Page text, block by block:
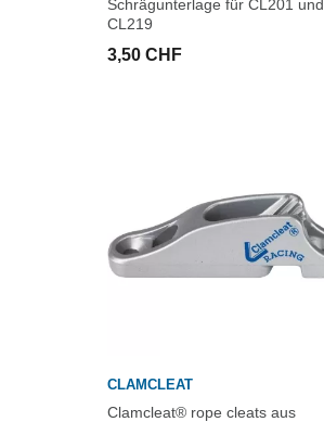
Schrägunterlage für CL201 und
CL219
3,50 CHF
CLAMCLEAT
Clamcleat® rope cleats aus